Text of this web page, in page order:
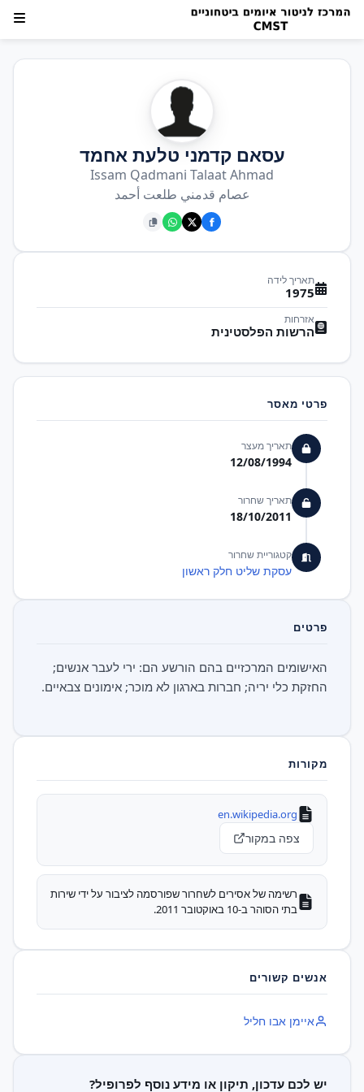
עסאם קדמני טלעת אחמד
Issam Qadmani Talaat Ahmad
عصام قدمني طلعت أحمد
תאריך לידה
1975
אזרחות
הרשות הפלסטינית
פרטי מאסר
תאריך מעצר
12/08/1994
תאריך שחרור
18/10/2011
קטגוריית שחרור
עסקת שליט חלק ראשון
פרטים
האישומים המרכזיים בהם הורשע הם: ירי לעבר אנשים;
החזקת כלי יריה; חברות בארגון לא מוכר; אימונים צבאיים.
מקורות
en.wikipedia.org
צפה במקור
רשימה של אסירים לשחרור שפורסמה לציבור על ידי שירות
בתי הסוהר ב-10 באוקטובר 2011.
אנשים קשורים
‫איימן אבו חליל
יש לכם עדכון, תיקון או מידע נוסף לפרופיל?